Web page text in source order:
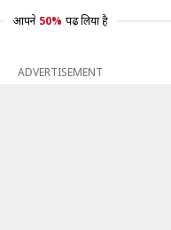
आपने 50% पढ़ लिया है
ADVERTISEMENT